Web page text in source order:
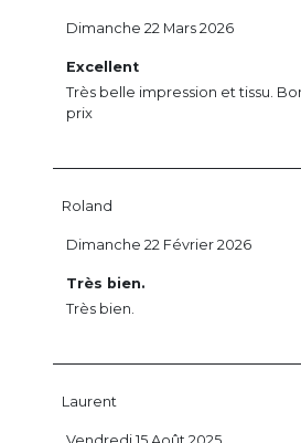
Excellent
Très belle impression et tissu.
prix
Dimanche 22 Mars 2026
Roland
Très bien.
Très bien.
Dimanche 22 Février 2026
Laurent